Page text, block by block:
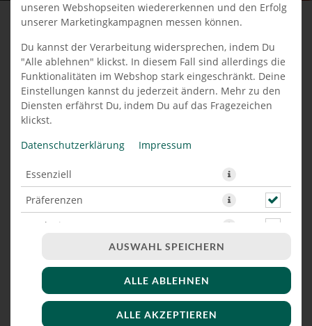
unseren Webshopseiten wiedererkennen und den Erfolg
unserer Marketingkampagnen messen können.
Du kannst der Verarbeitung widersprechen, indem Du
"Alle ablehnen" klickst. In diesem Fall sind allerdings die
Funktionalitäten im Webshop stark eingeschränkt. Deine
Einstellungen kannst du jederzeit ändern. Mehr zu den
Diensten erfährst Du, indem Du auf das Fragezeichen
klickst.
Datenschutzerklärung
Impressum
Essenziell
Präferenzen
Marketing
AUSWAHL SPEICHERN
ALLE ABLEHNEN
ALLE AKZEPTIEREN
VEGAN PIZZA VEGETARIA 34
CM
mit mediterranem Gemüse und hausgemachten Pesto